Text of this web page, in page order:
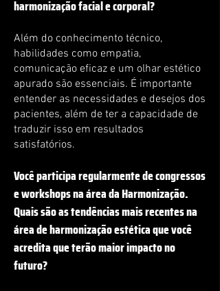
harmonização facial e corporal?
Além do conhecimento técnico,
habilidades como empatia,
comunicação eficaz e um olhar estético
apurado são essenciais. É importante
entender as necessidades e desejos dos
pacientes, além de ter a capacidade de
traduzir isso em resultados
satisfatórios.
Você participa regularmente de congressos
e workshops na área da Harmonização.
Quais são as tendências mais recentes na
área de harmonização estética que você
acredita que terão maior impacto no
futuro?